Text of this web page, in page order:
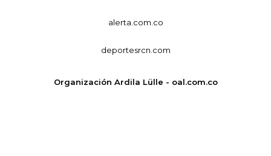
alerta.com.co
deportesrcn.com
Organización Ardila Lülle - oal.com.co